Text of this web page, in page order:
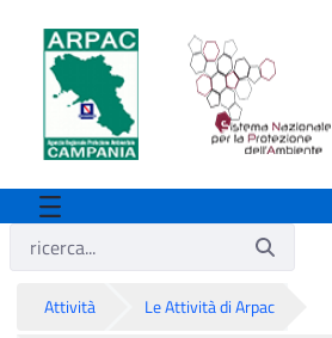
Attività Le Attività di Arpac